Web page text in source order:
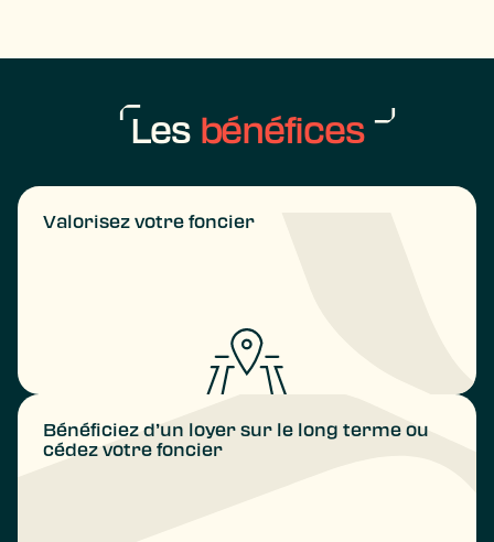
Les bénéfices
Valorisez votre foncier
Bénéficiez d’un loyer sur le long terme ou
cédez votre foncier